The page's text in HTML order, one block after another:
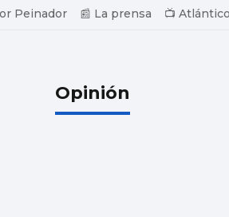
Peinador 📰 La prensa 📺
Opinión